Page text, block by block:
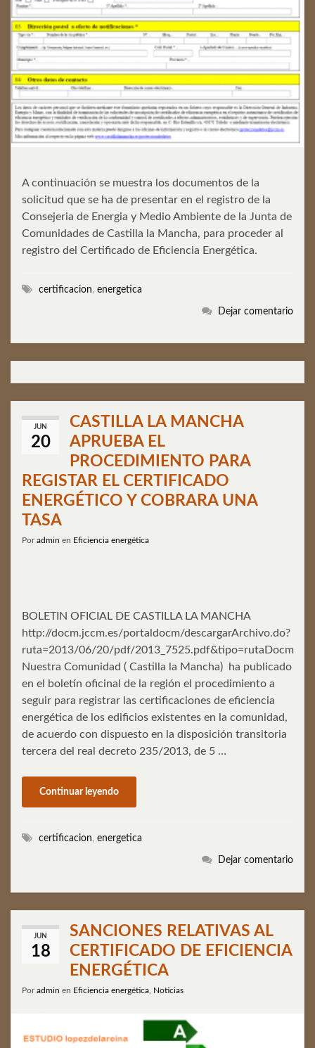
A continuación se muestra los documentos de la
solicitud que se ha de presentar en el registro de la
Consejeria de Energia y Medio Ambiente de la Junta de
Comunidades de Castilla la Mancha, para proceder al
registro del Certificado de Eficiencia Energética.
certificacion, energetica
Dejar comentario
JUN
20
CASTILLA LA MANCHA
APRUEBA EL
PROCEDIMIENTO PARA
REGISTAR EL CERTIFICADO
ENERGÉTICO Y COBRARA UNA
TASA
Poradmin en Eficiencia energética
BOLETIN OFICIAL DE CASTILLA LA MANCHA
http://docm.jccm.es/portaldocm/descargarArchivo.do?
ruta=2013/06/20/pdf/2013_7525.pdf&tipo=rutaDocm
Nuestra Comunidad ( Castilla la Mancha) ha publicado
en el boletín oficinal de la región el procedimiento a
seguir para registrar las certificaciones de eficiencia
energética de los edificios existentes en la comunidad,
de acuerdo con dispuesto en la disposición transitoria
tercera del real decreto 235/2013, de 5 …
Continuar leyendo
certificacion, energetica
Dejar comentario
JUN
18
SANCIONES RELATIVAS AL
CERTIFICADO DE EFICIENCIA
ENERGÉTICA
Poradmin en Eficiencia energética Noticias